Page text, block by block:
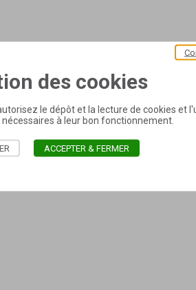
des cookies
le dépôt et la lecture de cookies et
à leur bon fonctionnement.
ACCEPTER & FERMER